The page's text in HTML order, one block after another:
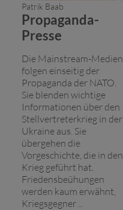
Patrik Baab
Propaganda-
Presse
Die Mainstream-Medien
folgen einseitig der
Propaganda der NATO.
Sie blenden wichtige
Informationen über den
Stellvertreterkrieg in der
Ukraine aus. Sie
übergehen die
Vorgeschichte, die in den
Krieg geführt hat.
Friedensbeühungen
werden kaum erwähnt,
Kriegsgegner ...